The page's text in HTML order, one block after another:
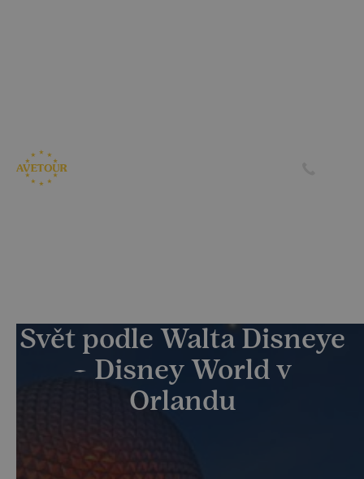
Svět podle Walta Disneye
– Disney World v
Orlandu